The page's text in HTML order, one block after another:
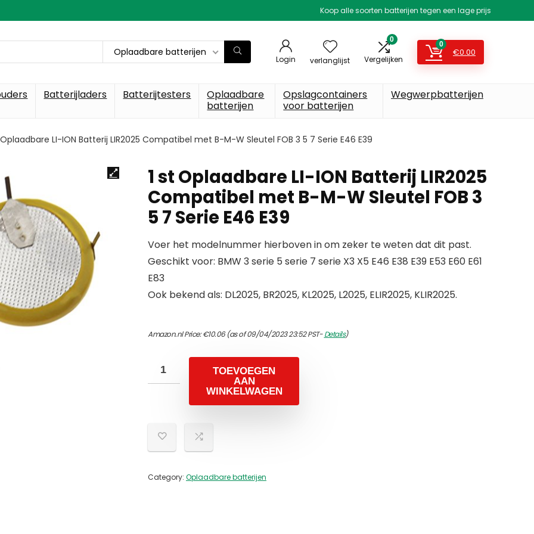
Koop alle soorten batterijen tegen een lage prijs
Oplaadbare batterijen
Login verlanglijst
0
Vergelijken
0
€0.00
Batterijladers Batterijtesters
Oplaadbare
batterijen
Opslagcontainers
voor batterijen
Wegwerpbatterijen
LI-ION Batterij LIR2025 Compatibel met B-M-W Sleutel FOB 3 5 7 Serie E46 E39
1 st Oplaadbare LI-ION Batterij LIR2025
Compatibel met B-M-W Sleutel FOB 3
5 7 Serie E46 E39
Voer het modelnummer hierboven in om zeker te weten dat dit past.
Geschikt voor: BMW 3 serie 5 serie 7 serie X3 X5 E46 E38 E39 E53 E60 E61
E83
Ook bekend als: DL2025, BR2025, KL2025, L2025, ELIR2025, KLIR2025.
Amazon.nl Price:€10.06(as of 09/04/2023 23:52 PST-Details)
TOEVOEGEN
AAN
WINKELWAGEN
Category: Oplaadbare batterijen